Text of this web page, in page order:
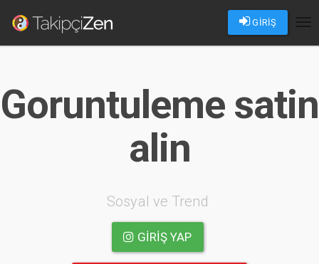
GİRİŞ
Goruntuleme satin
alin
Sosyal ve Trend
GIRIŞ YAP